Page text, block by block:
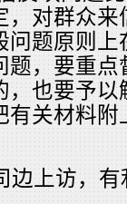
，对群众
问题原则
题，要重
，也要予
有关材料
边上访，